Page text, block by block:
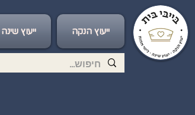
ייעוץ הנקה ייעוץ שינה